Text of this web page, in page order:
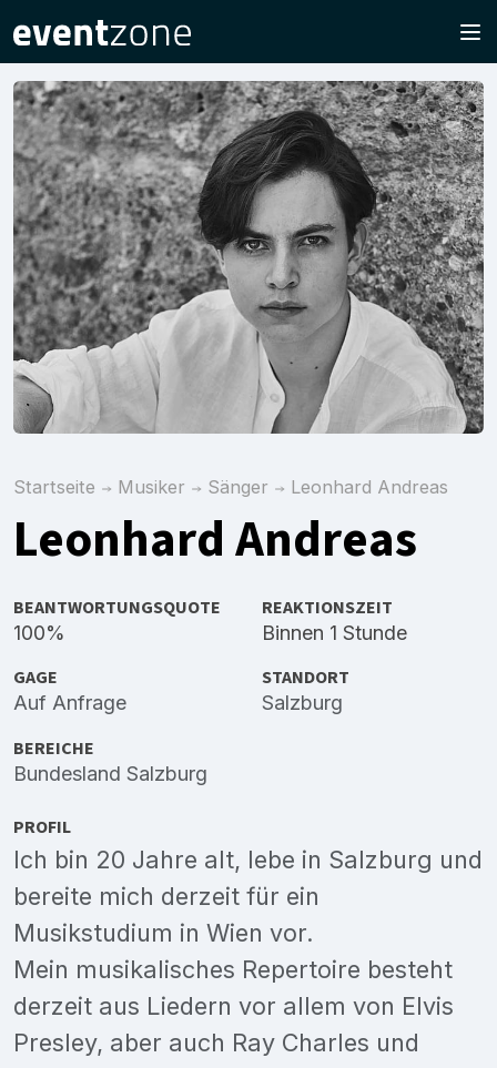
Startseite Musiker Sänger Leonhard Andreas
Leonhard Andreas
BEANTWORTUNGSQUOTE
100%
REAKTIONSZEIT
Binnen 1 Stunde
GAGE
Auf Anfrage
STANDORT
Salzburg
BEREICHE
Bundesland Salzburg
PROFIL
Ich bin 20 Jahre alt, lebe in Salzburg und
bereite mich derzeit für ein
Musikstudium in Wien vor.
Mein musikalisches Repertoire besteht
derzeit aus Liedern vor allem von Elvis
Presley, aber auch Ray Charles und